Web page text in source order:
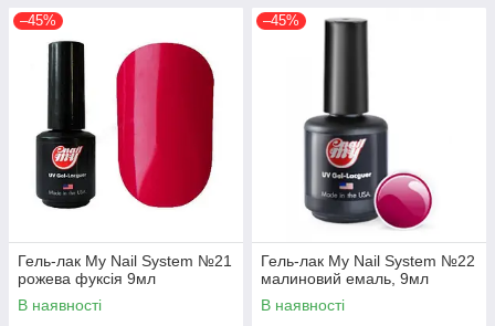
–45%
Гель-лак My Nail System №21
рожева фуксія 9мл
В наявності
–45%
Гель-лак My Nail System №22
малиновий емаль, 9мл
В наявності